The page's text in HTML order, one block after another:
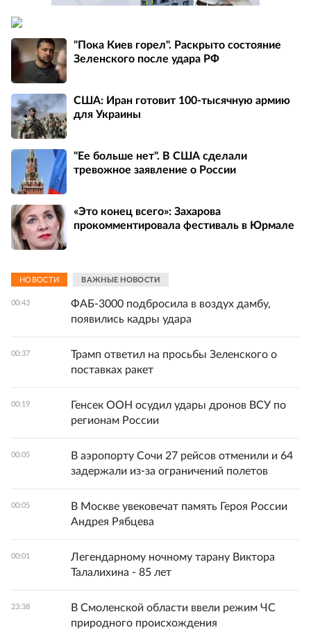
"Пока Киев горел". Раскрыто состояние
Зеленского после удара РФ
США: Иран готовит 100-тысячную армию
для Украины
"Ее больше нет". В США сделали
тревожное заявление о России
«Это конец всего»: Захарова
прокомментировала фестиваль в Юрмале
НОВОСТИ ВАЖНЫЕ НОВОСТИ
00:43
ФАБ-3000 подбросила в воздух дамбу,
появились кадры удара
00:37
Трамп ответил на просьбы Зеленского о
поставках ракет
00:19
Генсек ООН осудил удары дронов ВСУ по
регионам России
00:05
В аэропорту Сочи 27 рейсов отменили и 64
задержали из-за ограничений полетов
00:05
В Москве увековечат память Героя России
Андрея Рябцева
00:01
Легендарному ночному тарану Виктора
Талалихина - 85 лет
23:38
В Смоленской области ввели режим ЧС
природного происхождения